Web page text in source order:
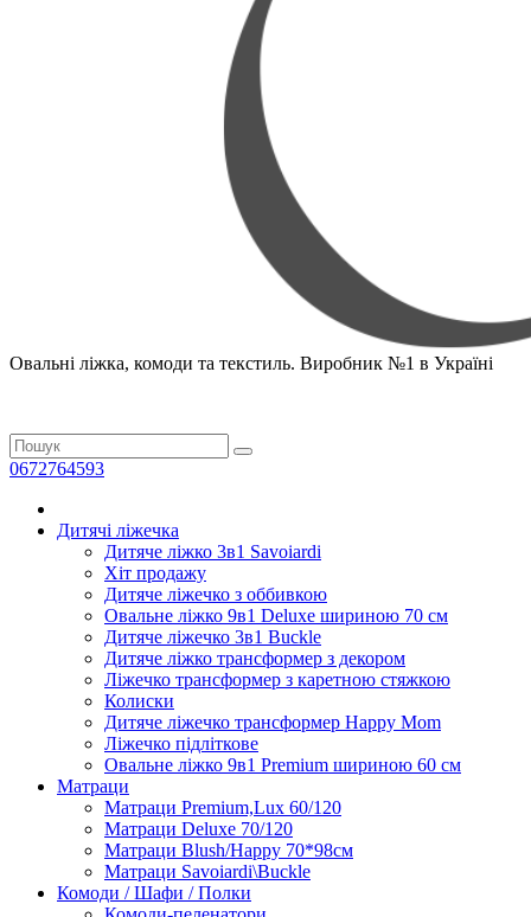
Овальні ліжка, комоди та текстиль. Виробник №1 в Україні
0672764593
Дитячі ліжечка
Дитяче ліжко 3в1 Savoiardi
Хіт продажу
Дитяче ліжечко з оббивкою
Овальне ліжко 9в1 Deluxe шириною 70 см
Дитяче ліжечко 3в1 Buckle
Дитяче ліжко трансформер з декором
Ліжечко трансформер з каретною стяжкою
Колиски
Дитяче ліжечко трансформер Happy Mom
Ліжечко підліткове
Овальне ліжко 9в1 Premium шириною 60 см
Матраци
Матраци Premium,Lux 60/120
Матраци Deluxe 70/120
Матраци Blush/Happy 70*98см
Матраци Savoiardi\Buckle
Комоди / Шафи / Полки